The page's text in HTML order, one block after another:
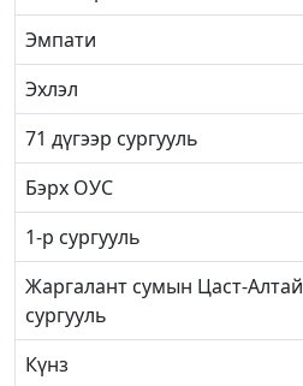
Эмпати
Эхлэл
71 дүгээр сургууль
Бэрх ОУС
1-р сургууль
Жаргалант сумын Цаст-Алтай
сургууль
Күнз